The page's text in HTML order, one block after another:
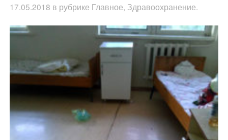
17.05.2018 в рубрике Главное, Здравоохранение.